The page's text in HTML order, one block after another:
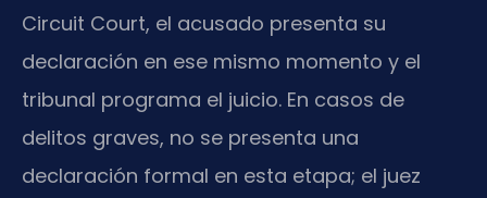
Circuit Court, el acusado presenta su
declaración en ese mismo momento y el
tribunal programa el juicio. En casos de
delitos graves, no se presenta una
declaración formal en esta etapa; el juez